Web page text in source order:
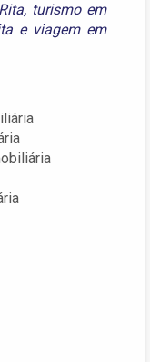
, turismo em
e viagem em